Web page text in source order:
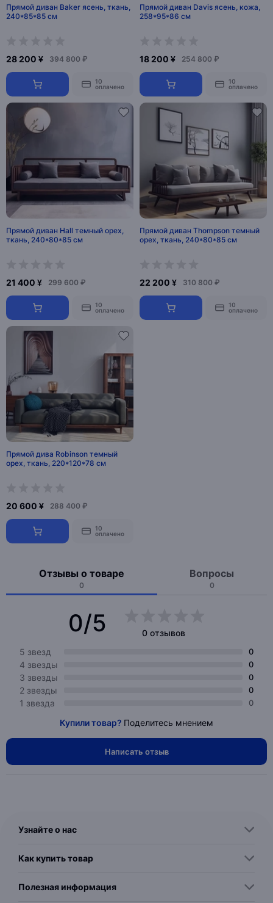
Прямой диван Baker ясень, ткань,
240*85*85 см
28 200 ¥ 394 800 ₽
10
оплачено
Прямой диван Davis ясень, кожа,
258*95*86 см
18 200 ¥ 254 800 ₽
10
оплачено
Прямой диван Hall темный орех,
ткань, 240*80*85 см
21 400 ¥ 299 600 ₽
10
оплачено
Прямой диван Thompson темный
орех, ткань, 240*80*85 см
22 200 ¥ 310 800 ₽
10
оплачено
Прямой дива Robinson темный
орех, ткань, 220*120*78 см
20 600 ¥ 288 400 ₽
10
оплачено
Отзывы о товаре
0
Вопросы
0
0/5
0 отзывов
5 звезд
0
4 звезды 0
3 звезды 0
2 звезды 0
1 звезда 0
Купили товар? Поделитесь мнением
Написать отзыв
Узнайте о нас
Как купить товар
Полезная информация